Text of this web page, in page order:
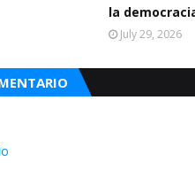
la
July 29, 2026